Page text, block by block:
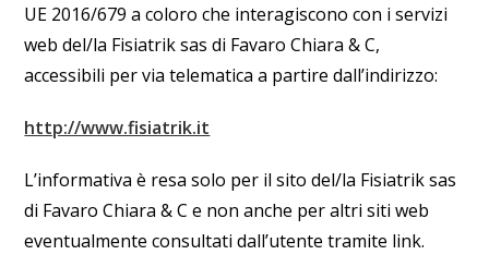
UE 2016/679 a coloro che interagiscono con i servizi
web del/la Fisiatrik sas di Favaro Chiara & C,
accessibili per via telematica a partire dall’indirizzo:
http://www.fisiatrik.it
L’informativa è resa solo per il sito del/la Fisiatrik sas
di Favaro Chiara & C e non anche per altri siti web
eventualmente consultati dall’utente tramite link.